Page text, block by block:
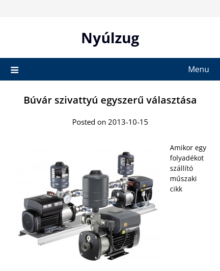
Nyúlzug
Menu
Búvár szivattyú egyszerű választása
Posted on 2013-10-15
Amikor egy
folyadékot
szállító
műszaki
cikk